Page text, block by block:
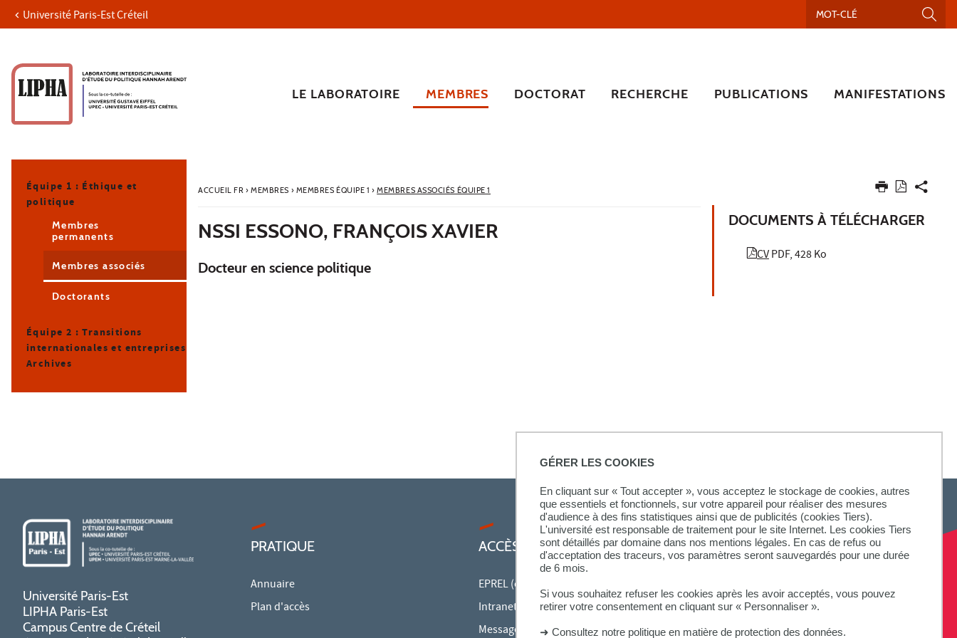
GÉRER LES COOKIES
En cliquant sur « Tout accepter », vous acceptez le stockage de cookies, autres
que essentiels et fonctionnels, sur votre appareil pour réaliser des mesures
d'audience à des fins statistiques ainsi que de publicités (cookies Tiers).
L'université est responsable de traitement pour le site Internet. Les cookies Tiers
sont détaillés par domaine dans nos mentions légales. En cas de refus ou
d'acceptation des traceurs, vos paramètres seront sauvegardés pour une durée
de 6 mois.
Si vous souhaitez refuser les cookies après les avoir acceptés, vous pouvez
retirer votre consentement en cliquant sur « Personnaliser ».
➜ Consultez notre politique en matière de protection des données.
Aller au contenu
Recherche
Navigation secondaire
Université Paris-Est Créteil
LE LABORATOIRE MEMBRES DOCTORAT RECHERCHE PUBLICATIONS MANIFESTATIONS
ACCUEIL FR› MEMBRES › MEMBRES ÉQUIPE 1› MEMBRES ASSOCIÉS ÉQUIPE 1
NSSI ESSONO, FRANÇOIS XAVIER
Docteur en science politique
DOCUMENTS À TÉLÉCHARGER
CVPDF, 428 Ko
Équipe 1 : Éthique et
politique
Membres
permanents
Membres associés
Doctorants
Équipe 2 : Transitions
internationales et entreprises
Archives
Université Paris-Est
LIPHA Paris-Est
Campus Centre de Créteil
PRATIQUE
Annuaire
Plan d'accès
ACCÈS RAPIDES
EPREL (cours en ligne)
Intranet des personnels
Messagerie des personnels